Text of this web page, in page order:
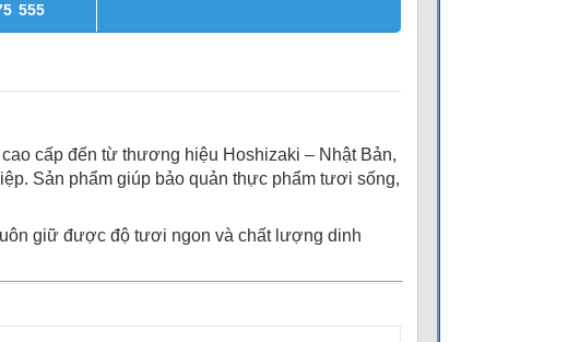
555
cấp đến từ thương hiệu Hoshizaki – Nhật Bản,
Sản phẩm giúp bảo quản thực phẩm tươi sống,
giữ được độ tươi ngon và chất lượng dinh